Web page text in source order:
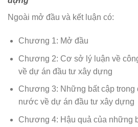
Ngoài mở đầu và kết luận có:
Chương 1: Mở đầu
Chương 2: Cơ sở lý luận về
về dự án đầu tư xây dựng
Chương 3: Những bất cập trong
nước về dự án đầu tư xây dựng
Chương 4: Hậu quả của những